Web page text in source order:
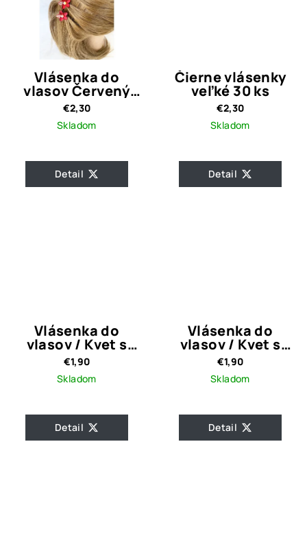
Vlásenka do
vlasov Červený
kvet s kamienkami
€2,30
Skladom
Detail
Čierne vlásenky
veľké 30 ks
€2,30
Skladom
Detail
Vlásenka do
vlasov / Kvet s
čírymi kamienkami
a perličkou Elina
€1,90
Skladom
Detail
Vlásenka do
vlasov / Kvet s
čírymi kamienkami
€1,90
Skladom
Detail